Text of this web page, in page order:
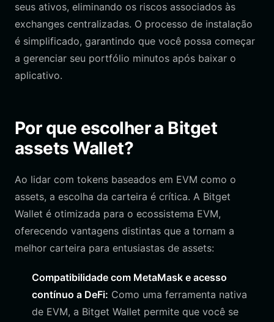
seus ativos, eliminando os riscos associados às
exchanges centralizadas. O processo de instalação
é simplificado, garantindo que você possa começar
a gerenciar seu portfólio minutos após baixar o
aplicativo.
Por que escolher a Bitget
assets Wallet?
Ao lidar com tokens baseados em EVM como o
assets, a escolha da carteira é crítica. A Bitget
Wallet é otimizada para o ecossistema EVM,
oferecendo vantagens distintas que a tornam a
melhor carteira para entusiastas de assets:
Compatibilidade com MetaMask e acesso
contínuo a DeFi: Como uma ferramenta nativa
de EVM, a Bitget Wallet permite que você se